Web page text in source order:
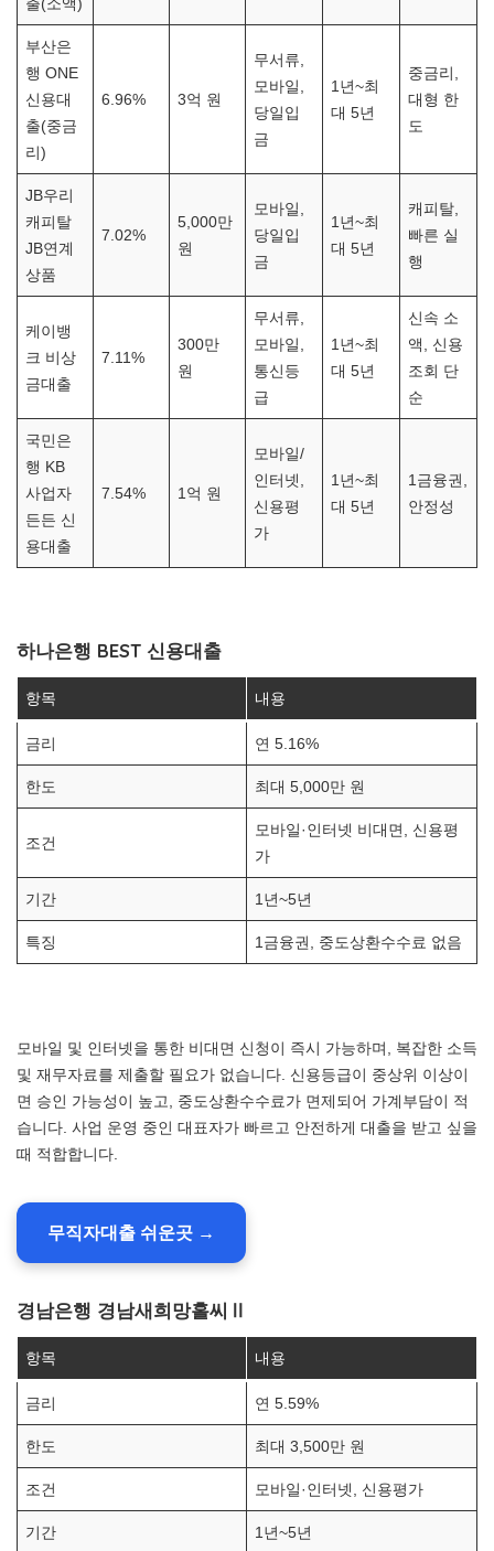
부산은
행 ONE
신용대
출(중금
리)
6.96% 3억 원
무서류,
모바일,
당일입
금
1년~최
대 5년
중금리,
대형 한
도
JB우리
캐피탈
JB연계
상품
7.02%
5,000만
원
모바일,
당일입
금
1년~최
대 5년
캐피탈,
빠른 실
행
케이뱅
크 비상
금대출
7.11%
300만
원
무서류,
모바일,
통신등
급
1년~최
대 5년
신속 소
액, 신용
조회 단
순
국민은
행 KB
사업자
든든 신
용대출
7.54% 1억 원
모바일/
인터넷,
신용평
가
1년~최
대 5년
1금융권,
안정성
하나은행 BEST 신용대출
항목 내용
금리 연 5.16%
한도 최대 5,000만 원
조건
모바일·인터넷 비대면, 신용평
가
기간 1년~5년
특징 1금융권, 중도상환수수료 없음
모바일 및 인터넷을 통한 비대면 신청이 즉시 가능하며, 복잡한 소득
및 재무자료를 제출할 필요가 없습니다. 신용등급이 중상위 이상이
면 승인 가능성이 높고, 중도상환수수료가 면제되어 가계부담이 적
습니다. 사업 운영 중인 대표자가 빠르고 안전하게 대출을 받고 싶을
때 적합합니다.
무직자대출 쉬운곳 →
경남은행 경남새희망홀씨Ⅱ
항목 내용
금리 연 5.59%
한도 최대 3,500만 원
조건 모바일·인터넷, 신용평가
기간 1년~5년